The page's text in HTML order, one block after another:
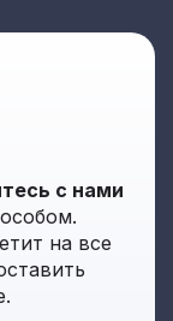
с нами
на все